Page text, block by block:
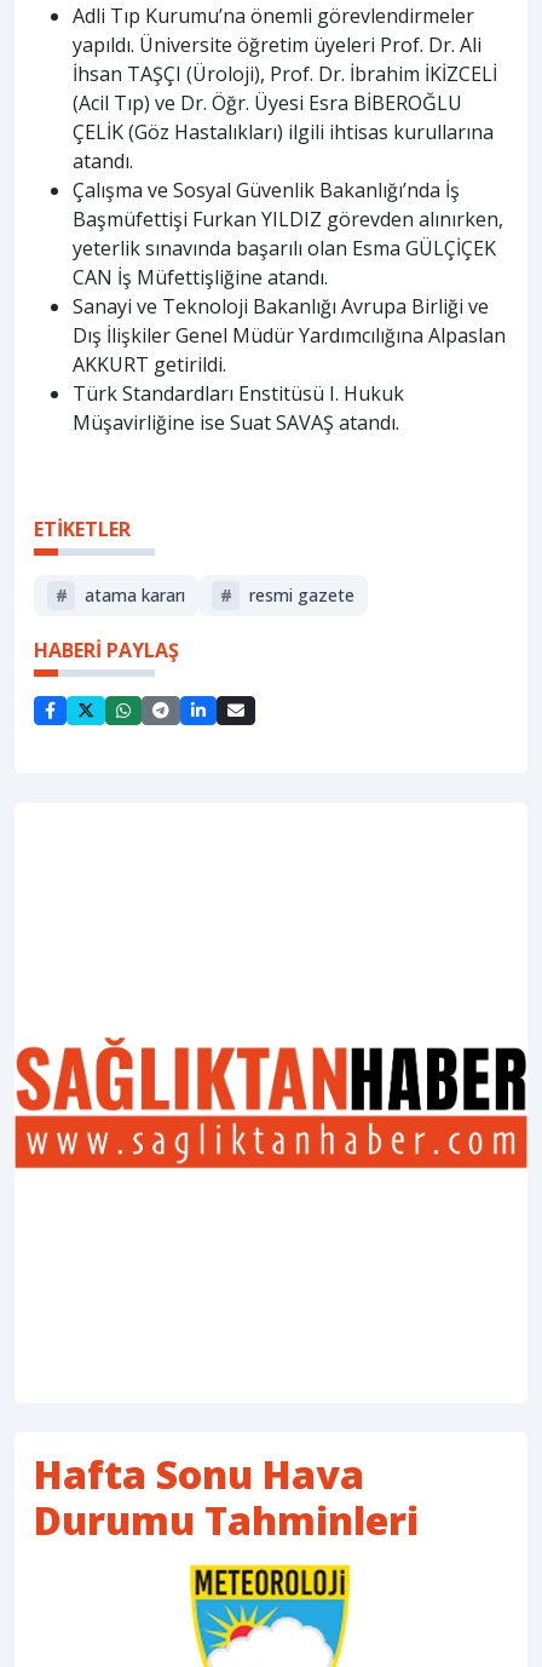
Adli Tıp Kurumu’na önemli görevlendirmeler
yapıldı. Üniversite öğretim üyeleri Prof. Dr. Ali
İhsan TAŞÇI (Üroloji), Prof. Dr. İbrahim İKİZCELİ
(Acil Tıp) ve Dr. Öğr. Üyesi Esra BİBEROĞLU
ÇELİK (Göz Hastalıkları) ilgili ihtisas kurullarına
atandı.
Çalışma ve Sosyal Güvenlik Bakanlığı’nda İş
Başmüfettişi Furkan YILDIZ görevden alınırken,
yeterlik sınavında başarılı olan Esma GÜLÇİÇEK
CAN İş Müfettişliğine atandı.
Sanayi ve Teknoloji Bakanlığı Avrupa Birliği ve
Dış İlişkiler Genel Müdür Yardımcılığına Alpaslan
AKKURT getirildi.
Türk Standardları Enstitüsü I. Hukuk
Müşavirliğine ise Suat SAVAŞ atandı.
ETİKETLER
# atama kararı # resmi gazete
HABERİ PAYLAŞ
Hafta Sonu Hava
Durumu Tahminleri